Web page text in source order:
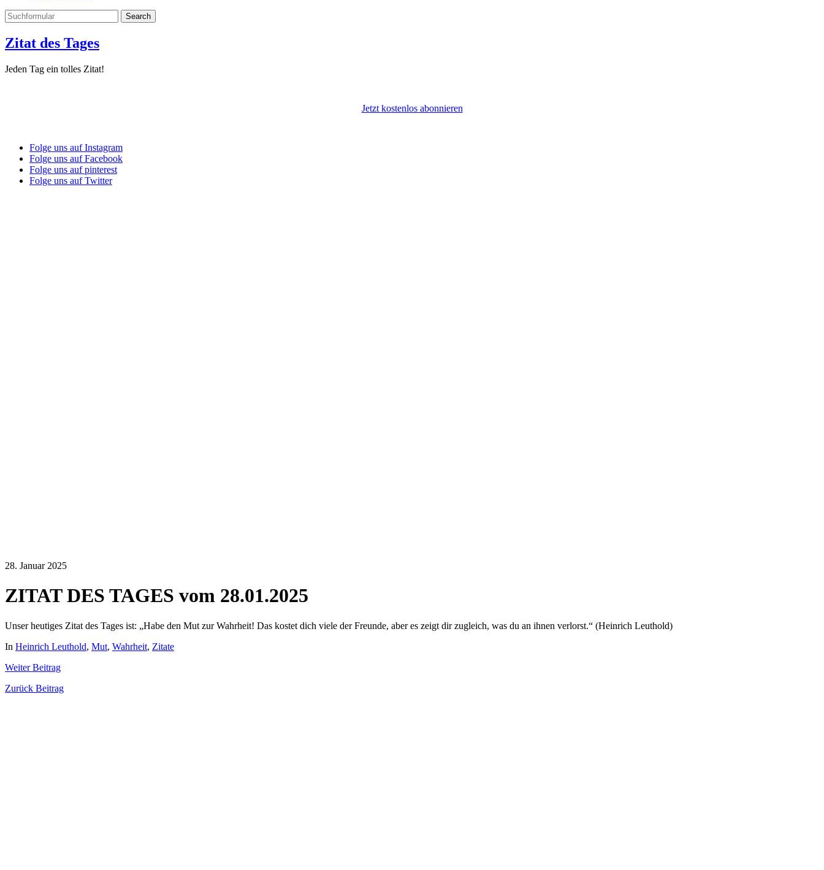
Search
Zitat des Tages
Jeden Tag ein tolles Zitat!
Jetzt kostenlos abonnieren
Folge uns auf Instagram
Folge uns auf Facebook
Folge uns auf pinterest
Folge uns auf Twitter
28. Januar 2025
ZITAT DES TAGES vom 28.01.2025
Unser heutiges Zitat des Tages ist: „Habe den Mut zur Wahrheit! Das kostet dich viele der Freunde, aber es zeigt dir zugleich, was du an ihnen verlorst.“ (Heinrich Leuthold)
In Heinrich Leuthold, Mut, Wahrheit, Zitate
WeiterBeitrag
Zurück Beitrag